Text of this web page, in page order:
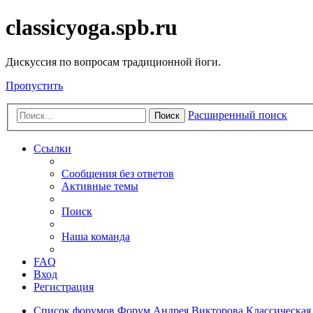
classicyoga.spb.ru
Дискуссия по вопросам традиционной йоги.
Пропустить
Поиск Расширенный поиск
Ссылки
Сообщения без ответов
Активные темы
Поиск
Наша команда
FAQ
Вход
Регистрация